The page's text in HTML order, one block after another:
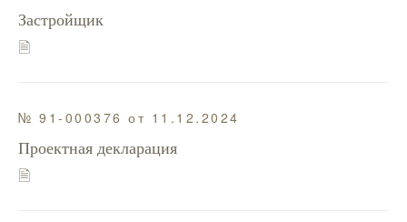
Застройщик
🗎
№ 91-000376 от 11.12.2024
Проектная декларация
🗎